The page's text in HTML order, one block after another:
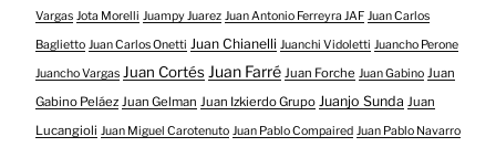
Vargas Jota Morelli Juampy Juarez Juan Antonio Ferreyra JAF Juan Carlos
Baglietto Juan Carlos Onetti Juan Chianelli Juanchi Vidoletti Juancho Perone
Juancho Vargas Juan Cortés Juan Farré Juan Forche Juan Gabino Juan
Gabino Peláez Juan Gelman Juan Izkierdo Grupo Juanjo Sunda Juan
Lucangioli Juan Miguel Carotenuto Juan Pablo Compaired Juan Pablo Navarro